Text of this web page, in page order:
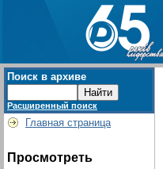
Поиск в архиве
Расширенный поиск
Главная страница
Просмотреть